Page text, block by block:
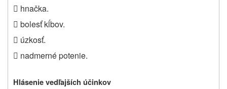
 hnačka.
 bolesť kĺbov.
 úzkosť.
 nadmerné potenie.
Hlásenie vedľajších účinkov